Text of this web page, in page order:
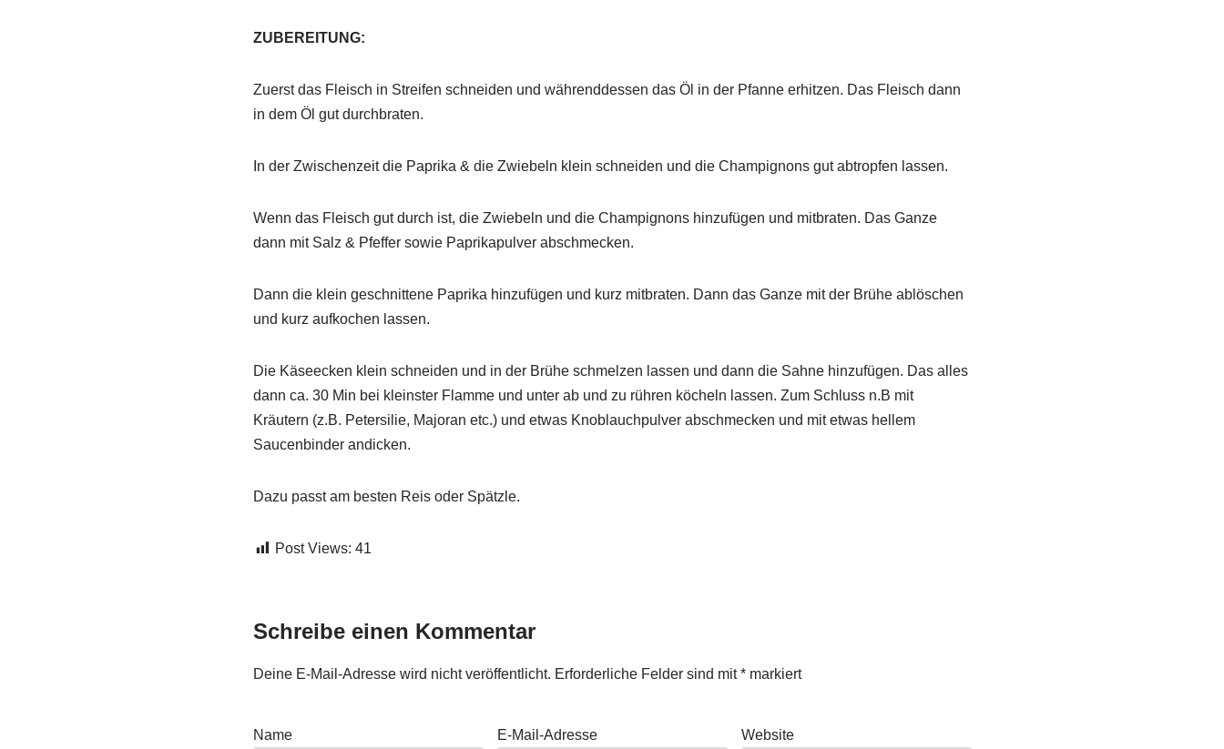
ZUBEREITUNG:
Zuerst das Fleisch in Streifen schneiden und währenddessen das Öl in der Pfanne erhitzen. Das Fleisch dann
in dem Öl gut durchbraten.
In der Zwischenzeit die Paprika & die Zwiebeln klein schneiden und die Champignons gut abtropfen lassen.
Wenn das Fleisch gut durch ist, die Zwiebeln und die Champignons hinzufügen und mitbraten. Das Ganze
dann mit Salz & Pfeffer sowie Paprikapulver abschmecken.
Dann die klein geschnittene Paprika hinzufügen und kurz mitbraten. Dann das Ganze mit der Brühe ablöschen
und kurz aufkochen lassen.
Die Käseecken klein schneiden und in der Brühe schmelzen lassen und dann die Sahne hinzufügen. Das alles
dann ca. 30 Min bei kleinster Flamme und unter ab und zu rühren köcheln lassen. Zum Schluss n.B mit
Kräutern (z.B. Petersilie, Majoran etc.) und etwas Knoblauchpulver abschmecken und mit etwas hellem
Saucenbinder andicken.
Dazu passt am besten Reis oder Spätzle.
Post Views: 41
Schreibe einen Kommentar
Deine E-Mail-Adresse wird nicht veröffentlicht. Erforderliche Felder sind mit*markiert
Name E-Mail-Adresse Website